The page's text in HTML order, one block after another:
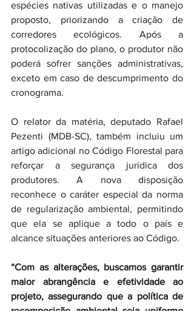
espécies nativas utilizadas e o manejo
proposto, priorizando a criação de
corredores ecológicos. Após a
protocolização do plano, o produtor não
poderá sofrer sanções administrativas,
exceto em caso de descumprimento do
cronograma.
O relator da matéria, deputado Rafael
Pezenti (MDB-SC), também incluiu um
artigo adicional no Código Florestal para
reforçar a segurança jurídica dos
produtores. A nova disposição
reconhece o caráter especial da norma
de regularização ambiental, permitindo
que ela se aplique a todo o país e
alcance situações anteriores ao Código.
“Com as alterações, buscamos garantir
maior abrangência e efetividade ao
projeto, assegurando que a política de